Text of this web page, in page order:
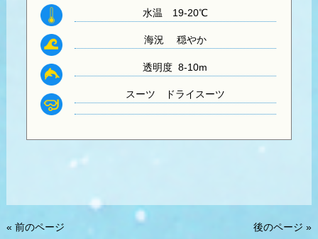
水温 19-20℃
海況 穏やか
透明度 8-10m
スーツ ドライスーツ
« 前のページ 後のページ »